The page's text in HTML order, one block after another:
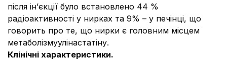
після ін’єкції було встановлено 44 %
радіоактивності у нирках та 9% – у печінці, що
говорить про те, що нирки є головним місцем
метаболізмуулінастатіну.
Клінічні характеристики.